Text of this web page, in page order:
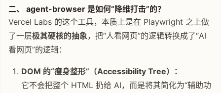
二、 agent-browser 是如何“降维打击”的？
Vercel Labs 的这个工具，本质上是在 Playwright 之上做
了一层极其硬核的抽象 ，把“人看网页”的逻辑转换成了“AI
看网页”的逻辑：
DOM 的“瘦身整形”（Accessibility Tree）：
它不会把整个 HTML 扔给 AI，而是将其简化为“辅助功